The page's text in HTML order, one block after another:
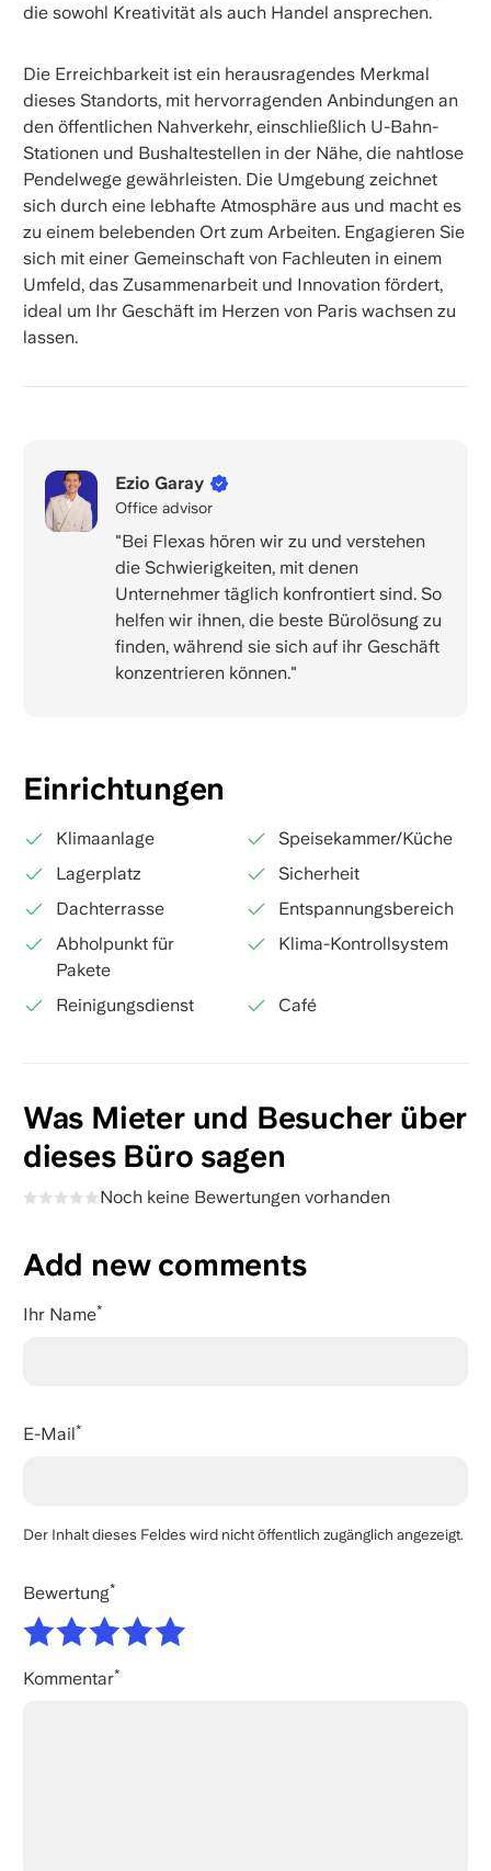
die sowohl Kreativität als auch Handel ansprechen.
Die Erreichbarkeit ist ein herausragendes Merkmal
dieses Standorts, mit hervorragenden Anbindungen an
den öffentlichen Nahverkehr, einschließlich U-Bahn-
Stationen und Bushaltestellen in der Nähe, die nahtlose
Pendelwege gewährleisten. Die Umgebung zeichnet
sich durch eine lebhafte Atmosphäre aus und macht es
zu einem belebenden Ort zum Arbeiten. Engagieren Sie
sich mit einer Gemeinschaft von Fachleuten in einem
Umfeld, das Zusammenarbeit und Innovation fördert,
ideal um Ihr Geschäft im Herzen von Paris wachsen zu
lassen.
Ezio Garay
Office advisor
"Bei Flexas hören wir zu und verstehen
die Schwierigkeiten, mit denen
Unternehmer täglich konfrontiert sind. So
helfen wir ihnen, die beste Bürolösung zu
finden, während sie sich auf ihr Geschäft
konzentrieren können."
Einrichtungen
Klimaanlage
Speisekammer/Küche
Lagerplatz
Sicherheit
Dachterrasse
Entspannungsbereich
Abholpunkt für
Pakete
Klima-Kontrollsystem
Reinigungsdienst Café
Was Mieter und Besucher über
dieses Büro sagen
Noch keine Bewertungen vorhanden
Add new comments
Ihr Name
E-Mail
Der Inhalt dieses Feldes wird nicht öffentlich zugänglich angezeigt.
Bewertung
Kommentar